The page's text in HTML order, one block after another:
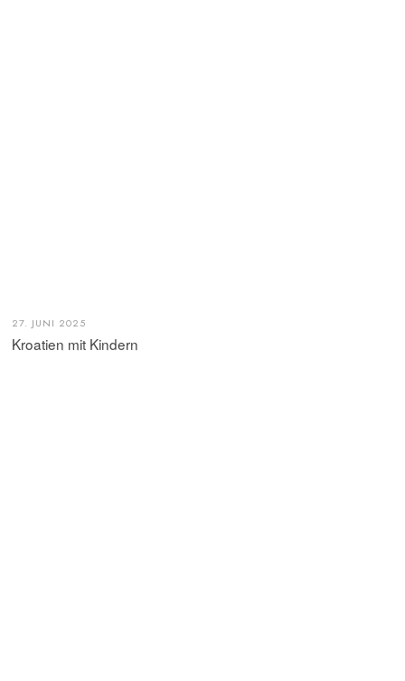
27. JUNI 2025
Kroatien mit Kindern